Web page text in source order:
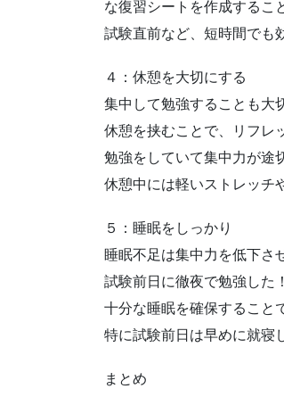
な復習シートを作成するこ
試験直前など、短時間でも
４：休憩を大切にする
集中して勉強することも大
休憩を挟むことで、リフレ
勉強をしていて集中力が途
休憩中には軽いストレッチ
５：睡眠をしっかり
睡眠不足は集中力を低下
試験前日に徹夜で勉強した
十分な睡眠を確保すること
特に試験前日は早めに就寝
まとめ